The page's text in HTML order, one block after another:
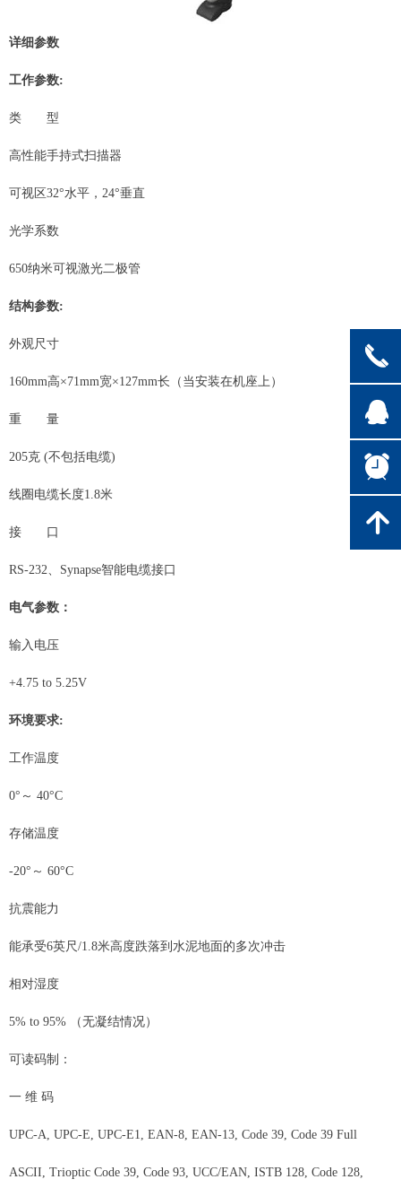
详细参数
工作参数:
类 型
高性能手持式扫描器
可视区32°水平，24°垂直
光学系数
650纳米可视激光二极管
结构参数:
外观尺寸
160mm高×71mm宽×127mm长（当安装在机座上）
重 量
205克 (不包括电缆)
线圈电缆长度1.8米
接 口
RS-232、Synapse智能电缆接口
电气参数：
输入电压
+4.75 to 5.25V
环境要求:
工作温度
0°～ 40°C
存储温度
-20°～ 60°C
抗震能力
能承受6英尺/1.8米高度跌落到水泥地面的多次冲击
相对湿度
5% to 95% （无凝结情况）
可读码制：
一 维 码
UPC-A, UPC-E, UPC-E1, EAN-8, EAN-13, Code 39, Code 39 Full
ASCII, Trioptic Code 39, Code 93, UCC/EAN, ISTB 128, Code 128,
끅
뀩
뀥
녕